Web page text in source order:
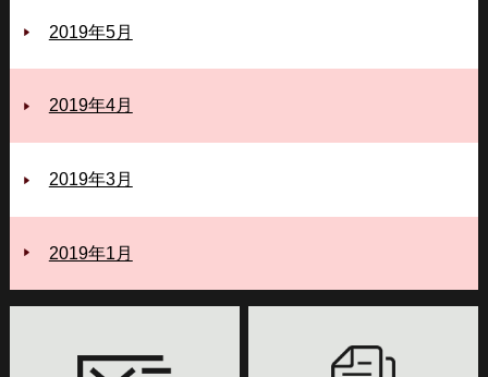
2019年5月
2019年4月
2019年3月
2019年1月